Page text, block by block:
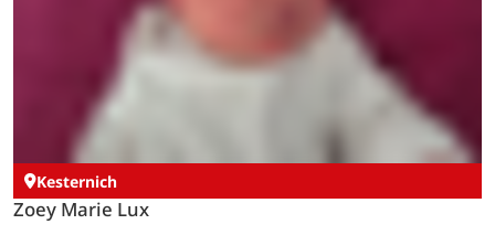
Elio Lambertz
Geburtstag 30. AprilGewicht 3.332 gGröße 51 cmEltern
Ellen Bachhoven und Bastian LambertzWohnort
Rurberg